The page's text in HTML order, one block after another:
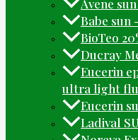
Avene
Babe sun
BioTeo
Ducray
Eucerin
ultra light
Eucerin
Ladival